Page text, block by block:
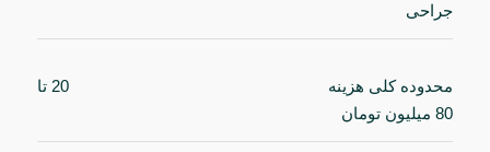
جراحی
محدوده کلی هزینه 20 تا
80 میلیون تومان